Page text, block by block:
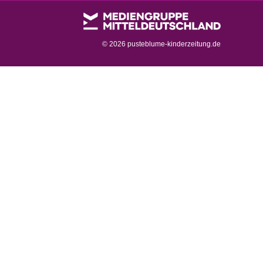
© 2026 pusteblume-kinderzeitung.de